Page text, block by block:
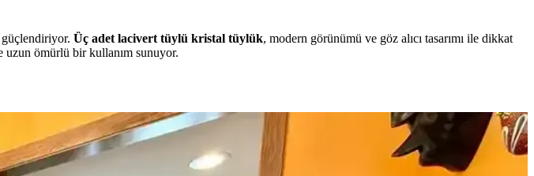
Üç adet lacivert tüylü kristal tüylük, modern görünümü ve göz alıcı tasarımı ile dikkat
uzun ömürlü bir kullanım sunuyor.
yılbaşı dekorasyonunuza en uygun seçimi yapın.